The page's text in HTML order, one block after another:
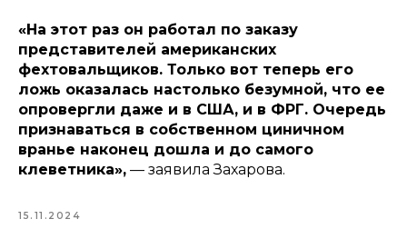
«На этот раз он работал по заказу
представителей американских
фехтовальщиков. Только вот теперь его
ложь оказалась настолько безумной, что ее
опровергли даже и в США, и в ФРГ. Очередь
признаваться в собственном циничном
вранье наконец дошла и до самого
клеветника», — заявила Захарова.
15.11.2024